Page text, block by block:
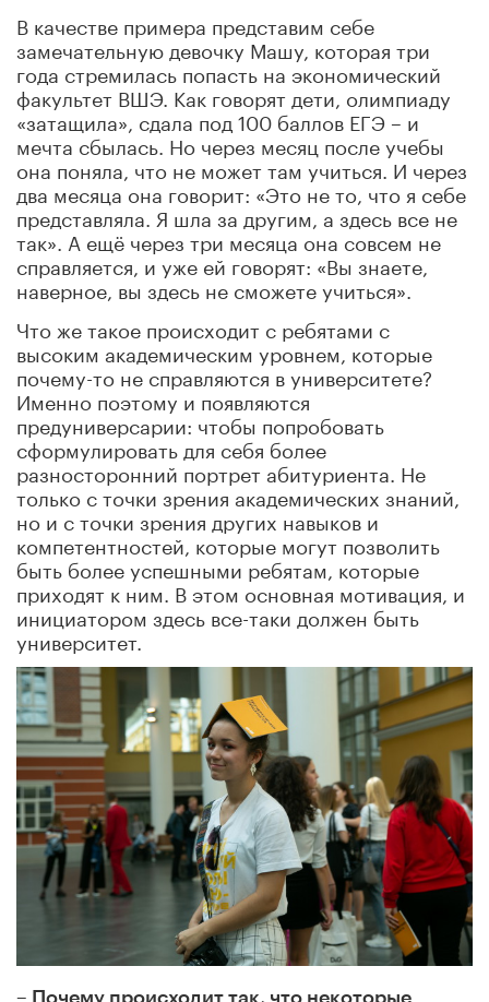
В качестве примера представим себе
замечательную девочку Машу, которая три
года стремилась попасть на экономический
факультет ВШЭ. Как говорят дети, олимпиаду
«затащила», сдала под 100 баллов ЕГЭ – и
мечта сбылась. Но через месяц после учебы
она поняла, что не может там учиться. И через
два месяца она говорит: «Это не то, что я себе
представляла. Я шла за другим, а здесь все не
так». А ещё через три месяца она совсем не
справляется, и уже ей говорят: «Вы знаете,
наверное, вы здесь не сможете учиться».
Что же такое происходит с ребятами с
высоким академическим уровнем, которые
почему-то не справляются в университете?
Именно поэтому и появляются
предуниверсарии: чтобы попробовать
сформулировать для себя более
разносторонний портрет абитуриента. Не
только с точки зрения академических знаний,
но и с точки зрения других навыков и
компетентностей, которые могут позволить
быть более успешными ребятам, которые
приходят к ним. В этом основная мотивация, и
инициатором здесь все-таки должен быть
университет.
– Почему происходит так, что некоторые